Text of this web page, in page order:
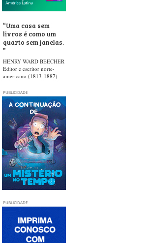
“Uma casa sem
livros é como um
quarto sem janelas.
”
HENRY WARD BEECHER
Editor e escritor norte-
americano (1813-1887)
PUBLICIDADE
PUBLICIDADE